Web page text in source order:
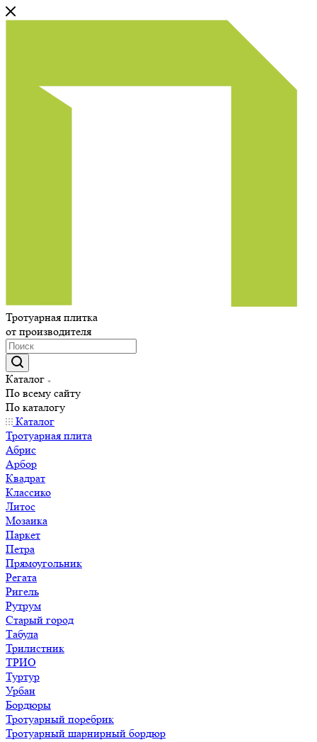
Тротуарная плитка
от производителя
Каталог
По всему сайту
По каталогу
Каталог
Тротуарная плита
Абрис
Арбор
Квадрат
Классико
Литос
Мозаика
Паркет
Петра
Прямоугольник
Регата
Ригель
Рутрум
Старый город
Табула
Трилистник
ТРИО
Туртур
Урбан
Бордюры
Тротуарный поребрик
Тротуарный шарнирный бордюр